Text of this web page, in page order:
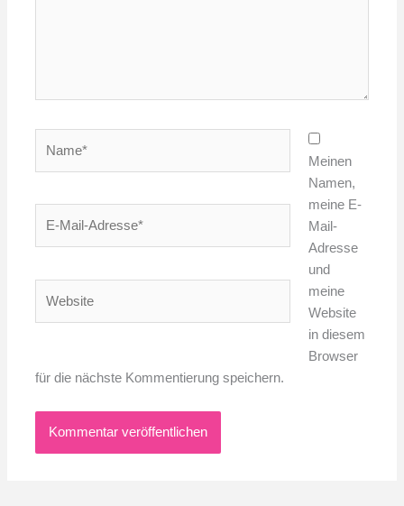
Meinen
Namen,
meine E-
Mail-
Adresse
und
meine
Website
in diesem
Browser
für die nächste Kommentierung speichern.